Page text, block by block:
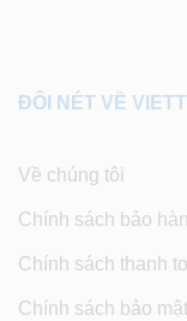
ĐÔI NÉT VỀ
Về chúng tôi
Chính sách bảo
Chính sách thanh
Chính sách bảo mật